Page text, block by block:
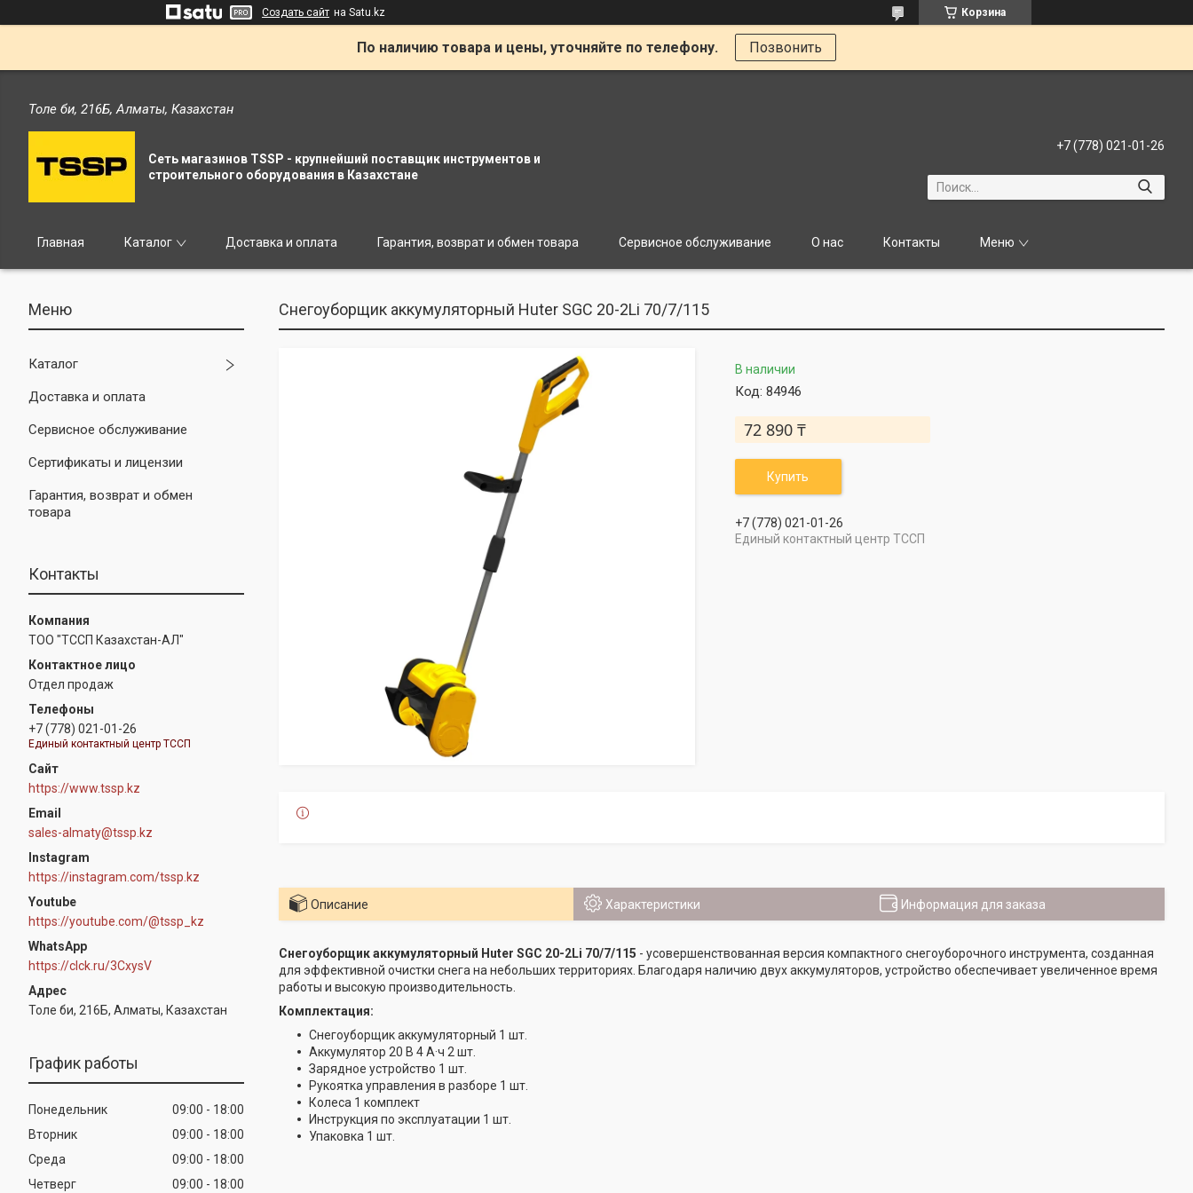
Создать сайт на Satu.kz Корзина
По наличию товара и цены, уточняйте по телефону. Позвонить
Толе би, 216Б, Алматы, Казахстан
Сеть магазинов TSSP - крупнейший поставщик инструментов и
строительного оборудования в Казахстане
+7 (778) 021-01-26
Главная Каталог Доставка и оплата Гарантия, возврат и обмен товара Сервисное обслуживание О нас Контакты Меню
Каталог
Доставка и оплата
Сервисное обслуживание
Сертификаты и лицензии
Гарантия, возврат и обмен
товара
Контакты
ТОО "ТССП Казахстан-АЛ"
Отдел продаж
+7 (778) 021-01-26
Единый контактный центр ТССП
https://www.tssp.kz
sales-almaty@tssp.kz
Instagram
https://instagram.com/tssp.kz
Youtube
https://youtube.com/@tssp_kz
WhatsApp
https://clck.ru/3CxysV
Толе би, 216Б, Алматы, Казахстан
График работы
Понедельник 09:00
18:00
Вторник
09:00
18:00
Среда
09:00
18:00
Четверг
09:00
18:00
Снегоуборщик аккумуляторный Huter SGC 20-2Li 70/7/115
В наличии
Код: 84946
72 890 ₸
Купить
+7 (778) 021-01-26
Единый контактный центр ТССП
Описание Характеристики Информация для заказа
Снегоуборщик аккумуляторный Huter SGC 20-2Li 70/7/115 - усовершенствованная версия компактного снегоуборочного инструмента, созданная
для эффективной очистки снега на небольших территориях. Благодаря наличию двух аккумуляторов, устройство обеспечивает увеличенное время
работы и высокую производительность.
Комплектация:
Снегоуборщик аккумуляторный 1 шт.
Аккумулятор 20 В 4 А·ч 2 шт.
Зарядное устройство 1 шт.
Рукоятка управления в разборе 1 шт.
Колеса 1 комплект
Инструкция по эксплуатации 1 шт.
Упаковка 1 шт.